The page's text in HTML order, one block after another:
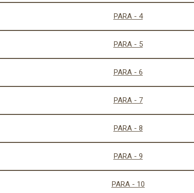
PARA - 4
PARA - 5
PARA - 6
PARA - 7
PARA - 8
PARA - 9
PARA - 10